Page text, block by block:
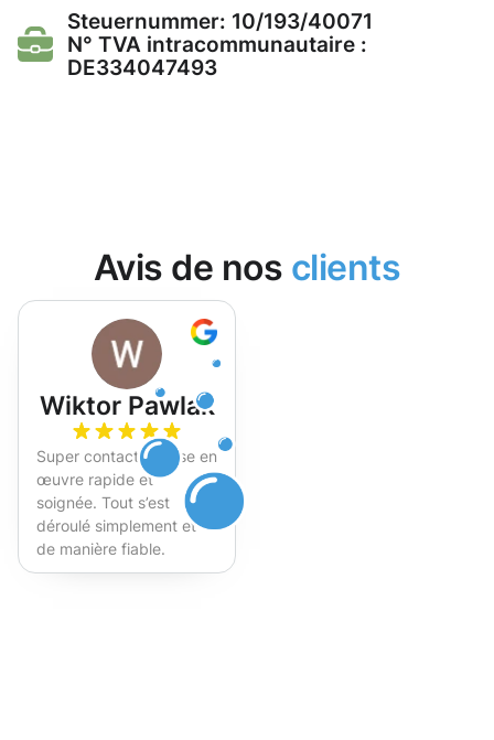
Steuernummer: 10/193/40071
N° TVA intracommunautaire :
DE334047493
Avis de nos clients
Wiktor Pawlak
Super contact et mise en
œuvre rapide et
soignée. Tout s’est
déroulé simplement et
de manière fiable.
Fortement recommandé !